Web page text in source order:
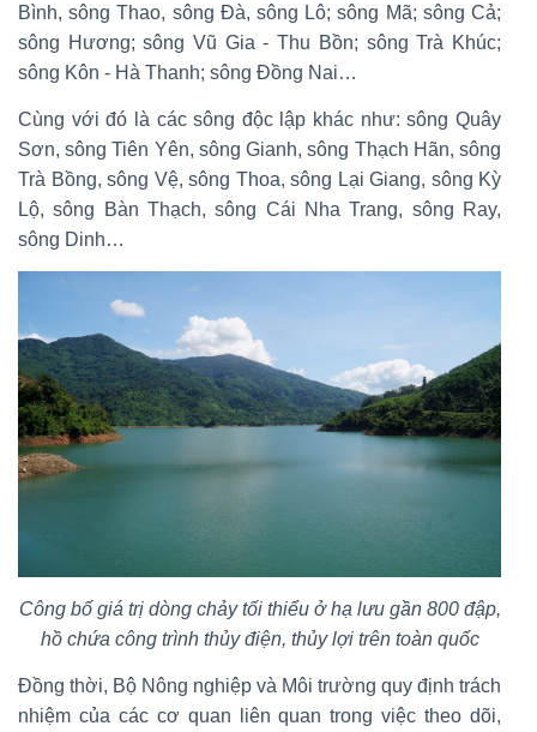
Bình, sông Thao, sông Đà, sông Lô; sông Mã; sông Cả;
sông Hương; sông Vũ Gia - Thu Bồn; sông Trà Khúc;
sông Kôn - Hà Thanh; sông Đồng Nai…
Cùng với đó là các sông độc lập khác như: sông Quây
Sơn, sông Tiên Yên, sông Gianh, sông Thạch Hãn, sông
Trà Bồng, sông Vệ, sông Thoa, sông Lại Giang, sông Kỳ
Lộ, sông Bàn Thạch, sông Cái Nha Trang, sông Ray,
sông Dinh…
Công bố giá trị dòng chảy tối thiểu ở hạ lưu gần 800 đập,
hồ chứa công trình thủy điện, thủy lợi trên toàn quốc
Đồng thời, Bộ Nông nghiệp và Môi trường quy định trách
nhiệm của các cơ quan liên quan trong việc theo dõi,